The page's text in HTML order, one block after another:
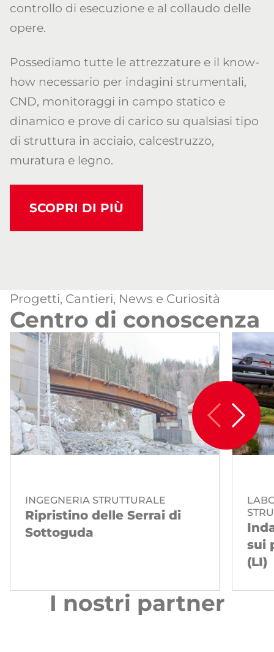
controllo di esecuzione e al collaudo delle
opere.
Possediamo tutte le attrezzature e il know-
how necessario per indagini strumentali,
CND, monitoraggi in campo statico e
dinamico e prove di carico su qualsiasi tipo
di struttura in acciaio, calcestruzzo,
muratura e legno.
SCOPRI DI PIÙ
Progetti, Cantieri, News e Curiosità
Centro di conoscenza
INGEGNERIA STRUTTURALE
Ripristino delle Serrai di
Sottoguda
sui
(LI)
I nostri partner